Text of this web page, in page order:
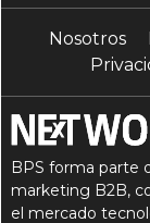
Nosotros
BPS forma parte
marketing B2B,
el mercado